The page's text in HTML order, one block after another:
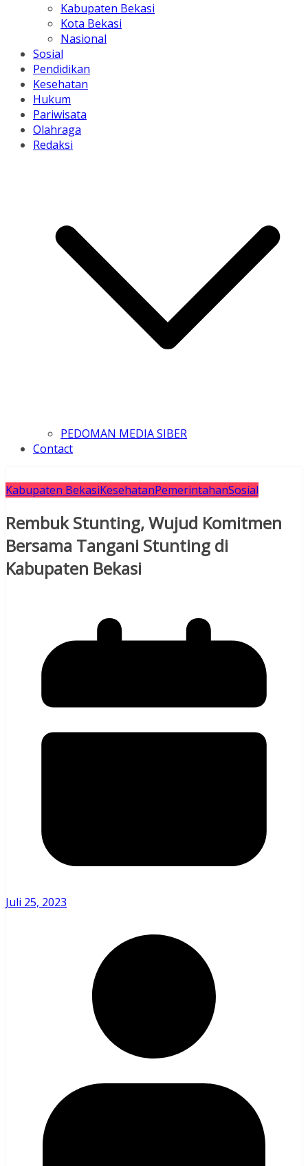
Kabupaten Bekasi
Kota Bekasi
Nasional
Sosial
Pendidikan
Kesehatan
Hukum
Pariwisata
Olahraga
Redaksi
PEDOMAN MEDIA SIBER
Contact
Kabupaten BekasiKesehatanPemerintahanSosial
Rembuk Stunting, Wujud Komitmen
Bersama Tangani Stunting di
Kabupaten Bekasi
Juli 25, 2023